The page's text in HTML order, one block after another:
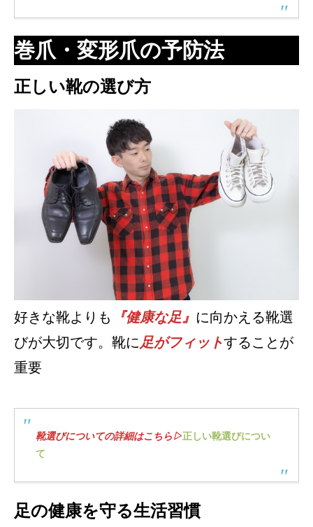
巻爪・変形爪の予防法
正しい靴の選び方
好きな靴よりも 『健康な足』 に向かえる靴選
びが大切です。靴に足がフィットすることが
重要
靴選びについての詳細はこちら▷正しい靴選びについ
て
足の健康を守る生活習慣